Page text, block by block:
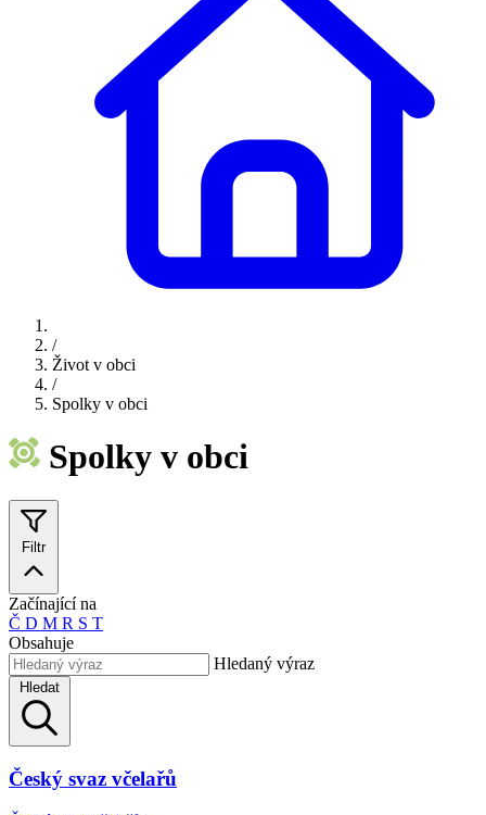
/
Život v obci
/
Spolky v obci
Spolky v obci
Filtr
Začínající na
Č D M R S T
Obsahuje
Hledaný výraz
Hledat
Český svaz včelařů